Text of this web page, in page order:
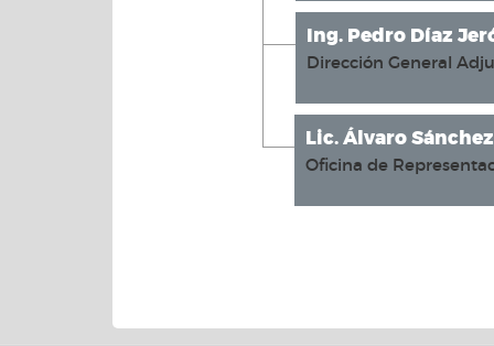
Ing. Pedro Díaz
Dirección General
Lic. Álvaro
Oficina de